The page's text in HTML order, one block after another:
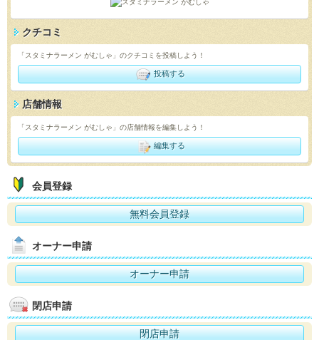
クチコミ
「スタミナラーメン がむしゃ」のクチコミを投稿しよう！
投稿する
店舗情報
「スタミナラーメン がむしゃ」の店舗情報を編集しよう！
編集する
会員登録
無料会員登録
オーナー申請
オーナー申請
閉店申請
閉店申請